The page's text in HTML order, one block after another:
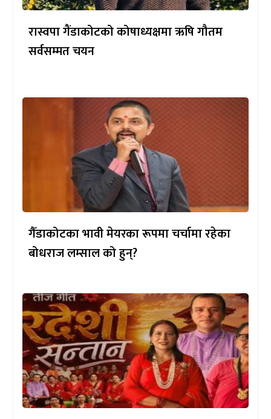
रास्वपा गैंडाकोटको कोषाध्यक्षमा ऋषि गौतम
सर्वसम्मत चयन
गैँडाकोटका भावी मेयरका रूपमा चर्चामा रहेका
बोधराज लम्साल को हुन्?